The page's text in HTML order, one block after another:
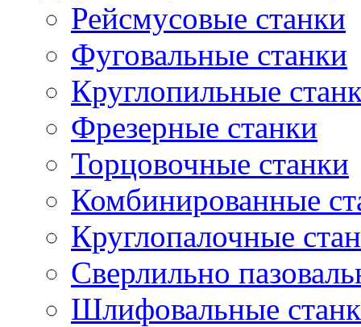
Рейсмусовые станки
Фуговальные станки
Круглопильные
Фрезерные станки
Торцовочные станки
Комбинированные
Круглопалочные
Сверлильно
Шлифовальные